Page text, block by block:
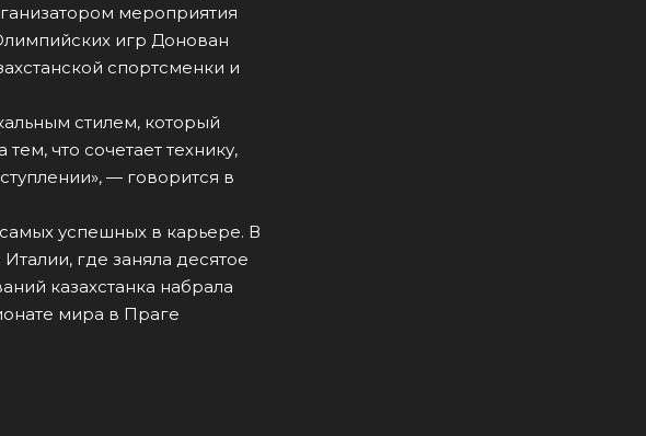
мероприятия
игр Донован
спортсменки и
стилем, который
что сочетает технику,
— говорится в
успешных в карьере. В
где заняла десятое
казахстанка набрала
мира в Праге